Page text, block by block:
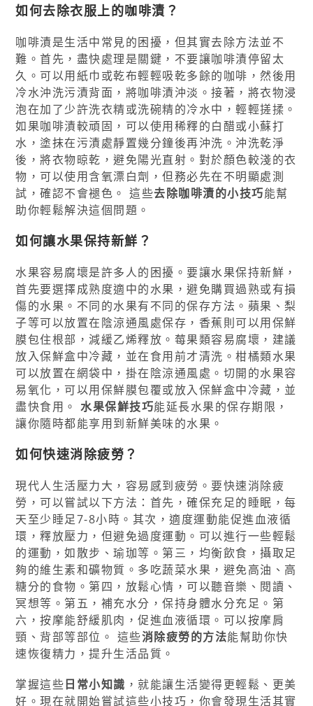
如何去除衣服上的咖啡漬？
咖啡漬是生活中常見的困擾，但其實去除方法並不
難。首先，盡快處理是關鍵，不要讓咖啡漬停留太
久。可以用紙巾或乾布輕輕吸乾多餘的咖啡，然後用
冷水沖洗污漬背面，將咖啡漬沖淡。接著，將衣物浸
泡在加了少許洗衣精或洗碗精的冷水中，輕輕搓揉。
如果咖啡漬較頑固，可以使用稀釋的白醋或小蘇打
水，塗抹在污漬處靜置幾分鐘後再沖洗。沖洗乾淨
後，將衣物晾乾，避免陽光直射。對於顏色較淺的衣
物，可以使用含氧漂白劑，但務必先在不明顯處測
試，確認不會褪色。 這些去除咖啡漬的小技巧能幫
助你輕鬆解決這個問題。
如何讓水果保持新鮮？
水果容易腐壞是許多人的困擾。要讓水果保持新鮮，
首先要選擇成熟度適中的水果，避免購買過熟或有損
傷的水果。不同的水果有不同的保存方法。蘋果、梨
子等可以放置在陰涼通風處保存，香蕉則可以用保鮮
膜包住根部，減緩乙烯釋放。莓果類容易腐壞，建議
放入保鮮盒中冷藏，並在食用前才清洗。柑橘類水果
可以放置在網袋中，掛在陰涼通風處。切開的水果容
易氧化，可以用保鮮膜包覆或放入保鮮盒中冷藏，並
盡快食用。水果保鮮技巧能延長水果的保存期限，
讓你隨時都能享用到新鮮美味的水果。
如何快速消除疲勞？
現代人生活壓力大，容易感到疲勞。要快速消除疲
勞，可以嘗試以下方法：首先，確保充足的睡眠，每
天至少睡足7-8小時。其次，適度運動能促進血液循
環，釋放壓力，但避免過度運動。可以進行一些輕鬆
的運動，如散步、瑜珈等。第三，均衡飲食，攝取足
夠的維生素和礦物質。多吃蔬菜水果，避免高油、高
糖分的食物。第四，放鬆心情，可以聽音樂、閱讀、
冥想等。第五，補充水分，保持身體水分充足。第
六，按摩能舒緩肌肉，促進血液循環。可以按摩肩
頸、背部等部位。 這些消除疲勞的方法能幫助你快
速恢復精力，提升生活品質。
掌握這些日常小知識 ，就能讓生活變得更輕鬆、更美
好。現在就開始嘗試這些小技巧，你會發現生活其實